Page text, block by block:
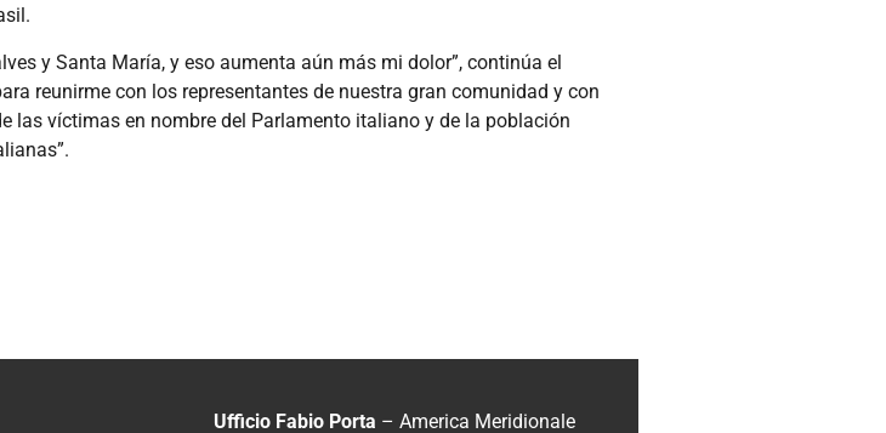
y Santa María, y eso aumenta aún más mi dolor”, continúa el
reunirme con los representantes de nuestra gran comunidad y con
las víctimas en nombre del Parlamento italiano y de la población
Ufficio Fabio Porta – America Meridionale